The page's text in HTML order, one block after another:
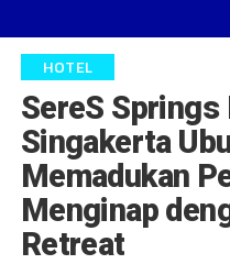
HOTEL
SereS
Singakerta
Memadukan
Menginap
Retreat